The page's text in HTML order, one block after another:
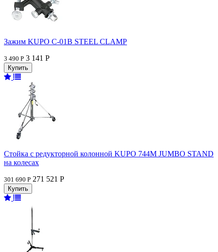
Зажим KUPO C-01B STEEL CLAMP
3 490 Р 3 141 Р
Стойка с редукторной колонной KUPO 744M JUMBO STAND
на колесах
301 690 Р 271 521 Р